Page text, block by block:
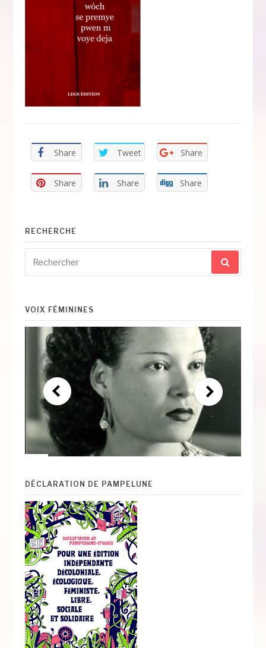
Share Tweet Share
Share Share Share
RECHERCHE
pour
:
VOIX FÉMININES
DÉCLARATION DE PAMPELUNE